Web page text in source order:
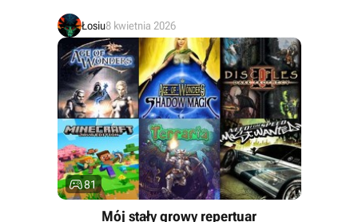
Łosiu8 kwietnia 2026
81
Mój stały growy repertuar